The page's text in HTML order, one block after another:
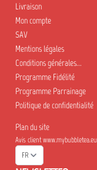
Livraison
Mon compte
SAV
Mentions légales
Conditions générales...
Programme Fidélité
Programme Parrainage
Politique de confidentialité
Plan du site
Avis client www.mybubbletea.eu
FR